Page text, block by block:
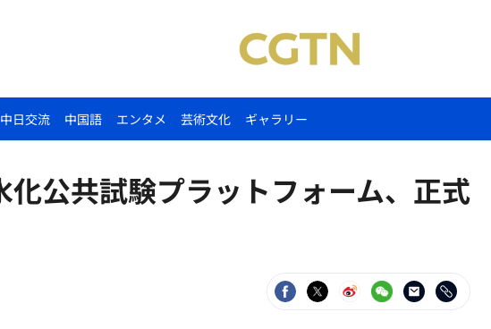
中日交流 中国語 エンタメ 芸術文化 ギャラリー
化公共試験プラットフォーム、正式